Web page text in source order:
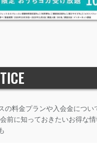
の料金プランや入会金につい
前に知っておきたいお得な